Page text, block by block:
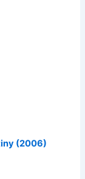
(2006)